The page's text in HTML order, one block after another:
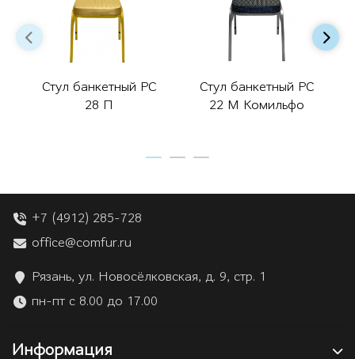
Стул банкетный РС
28 П
Стул банкетный РС
22 М Комильфо
+7 (4912) 285-728
office@comfur.ru
Рязань, ул. Новосёлковская, д. 9, стр. 1
пн-пт с 8.00 до 17.00
Информация